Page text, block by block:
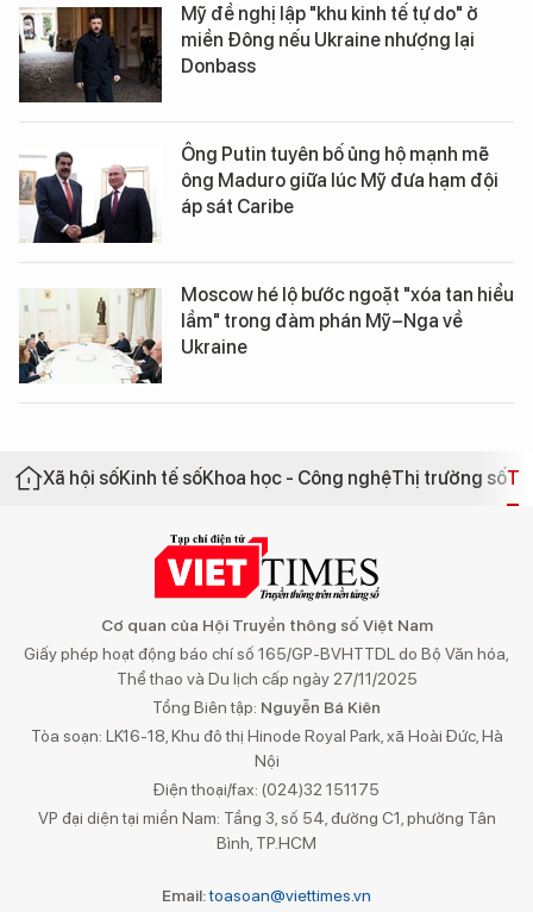
Mỹ đề nghị lập "khu kinh tế tự do" ở
miền Đông nếu Ukraine nhượng lại
Donbass
Ông Putin tuyên bố ủng hộ mạnh mẽ
ông Maduro giữa lúc Mỹ đưa hạm đội
áp sát Caribe
Moscow hé lộ bước ngoặt "xóa tan hiểu
lầm" trong đàm phán Mỹ–Nga về
Ukraine
Xã hội sốKinh tế sốKhoa học - Công nghệThị trường số
Cơ quan của Hội Truyền thông số Việt Nam
Giấy phép hoạt động báo chí số 165/GP-BVHTTDL do Bộ Văn hóa,
Thể thao và Du lịch cấp ngày 27/11/2025
Tổng Biên tập: Nguyễn Bá Kiên
Tòa soạn: LK16-18, Khu đô thị Hinode Royal Park, xã Hoài Đức, Hà
Nội
Điện thoại/fax: (024)32 151175
VP đại diện tại miền Nam: Tầng 3, số 54, đường C1, phường Tân
Bình, TP.HCM
Email:toasoan@viettimes.vn